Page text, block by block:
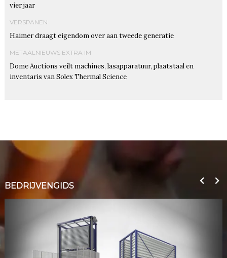
vier jaar
VERSPANEN
Haimer draagt eigendom over aan tweede generatie
METAALNIEUWS EXTRA IM
Dome Auctions veilt machines, lasapparatuur, plaatstaal en
inventaris van Solex Thermal Science
BEDRIJVENGIDS